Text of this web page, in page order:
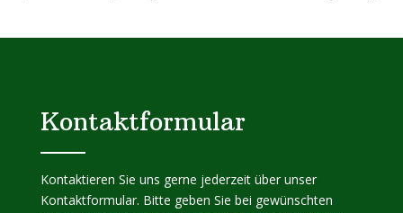
Kontaktformular
Kontaktieren Sie uns gerne jederzeit über unser
Kontaktformular. Bitte geben Sie bei gewünschten